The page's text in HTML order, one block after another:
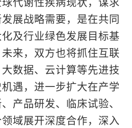
展战略需要，是在共同
及行业绿色发展目标基
来，双方也将抓住互联
数据、云计算等先进技
遇，进一步扩大在产学
产品研发、临床试验、
域展开深度合作，深入